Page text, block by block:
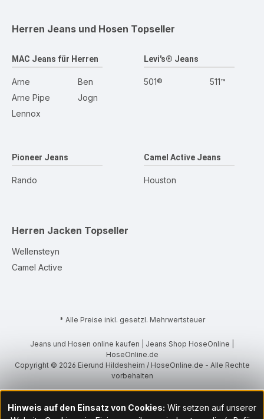
Herren Jeans und Hosen Topseller
MAC Jeans für Herren
Arne
Arne Pipe
Lennox
Ben
Jogn
Levi's® Jeans
501® 511™
Pioneer Jeans
Rando
Camel Active Jeans
Houston
Herren Jacken Topseller
Wellensteyn
Camel Active
* Alle Preise inkl. gesetzl. Mehrwertsteuer
Jeans und Hosen online kaufen | Jeans Shop HoseOnline |
HoseOnline.de
Copyright © 2026 Eierund Hildesheim / HoseOnline.de - Alle Rechte
vorbehalten
Hinweis auf den Einsatz von Cookies: Wir setzen auf unserer